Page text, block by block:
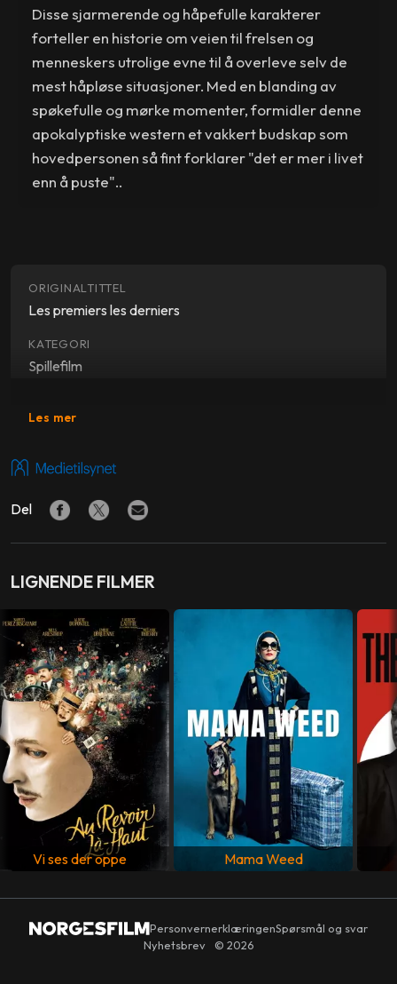
Disse sjarmerende og håpefulle karakterer
forteller en historie om veien til frelsen og
menneskers utrolige evne til å overleve selv de
mest håpløse situasjoner. Med en blanding av
spøkefulle og mørke momenter, formidler denne
apokalyptiske western et vakkert budskap som
hovedpersonen så fint forklarer "det er mer i livet
enn å puste"..
ORIGINALTITTEL
Les premiers les derniers
KATEGORI
Spillefilm
Drama, komedie, krim
SKUESPILLERE
Michael Lonsdale,Max Von Sydow
PRODUSENT
Catherine Bozorgan, Jacques-Henri Bronckart
Bronckart
MANUS
Bouli Lanners
LAND
Frankrike
SPRÅK
Fransk
Les mer
Del
LIGNENDE FILMER
Vi ses der oppe Mama Weed
PersonvernerklæringenSpørsmål og svar
Nyhetsbrev
© 2026